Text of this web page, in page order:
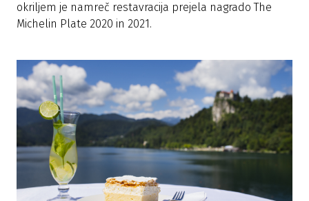
okriljem je namreč restavracija prejela nagrado The
Michelin Plate 2020 in 2021.